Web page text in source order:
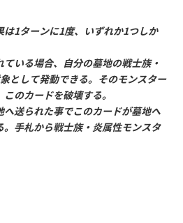
1ターンに1度、いずれか1つしか
いる場合、自分の墓地の戦士族・
として発動できる。そのモンスター
のカードを破壊する。
送られた事でこのカードが墓地へ
手札から戦士族・炎属性モンスタ